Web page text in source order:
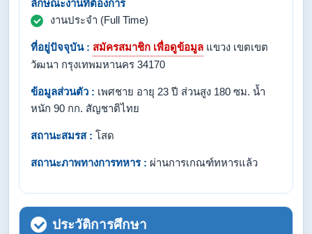
ลักษณะงานที่ต้องการ
งานประจำ (Full Time)
ที่อยู่ปัจจุบัน : สมัครสมาชิก เพื่อดูข้อมูล แขวง เขตเขต
วัฒนา กรุงเทพมหานคร 34170
ข้อมูลส่วนตัว : เพศชาย อายุ 23 ปี ส่วนสูง 180 ซม. น้ำ
หนัก 90 กก. สัญชาติไทย
สถานะสมรส : โสด
สถานะภาพทางการทหาร : ผ่านการเกณฑ์ทหารแล้ว
ประวัติการศึกษา